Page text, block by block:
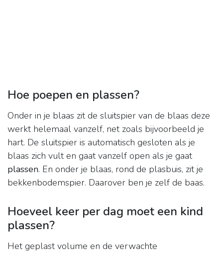
Hoe poepen en plassen?
Onder in je blaas zit de sluitspier van de blaas deze
werkt helemaal vanzelf, net zoals bijvoorbeeld je
hart. De sluitspier is automatisch gesloten als je
blaas zich vult en gaat vanzelf open als je gaat
plassen. En onder je blaas, rond de plasbuis, zit je
bekkenbodemspier. Daarover ben je zelf de baas.
Hoeveel keer per dag moet een kind
plassen?
Het geplast volume en de verwachte